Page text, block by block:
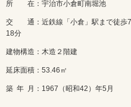
所 在：宇治市小倉町南堀池
交 通：近鉄線「小倉」駅まで徒歩7
18分
建物構造：木造２階建
延床面積：53.46㎡
築 年 月：1967（昭和42）年5月